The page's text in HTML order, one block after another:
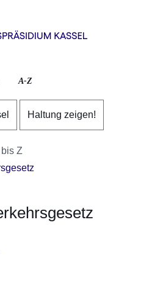
Direkt zum Kopf der
Direkt zum Inhalt
Direkt zum Fuß der
A-Z
Haltung zeigen!
Z